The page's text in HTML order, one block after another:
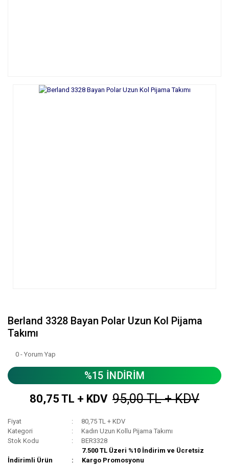
Berland 3328 Bayan Polar Uzun Kol Pijama
Takımı
0 - Yorum Yap
%15 İNDİRİM
80,75 TL + KDV 95,00 TL + KDV
Fiyat
80,75 TL + KDV
Kategori
Kadın Uzun Kollu Pijama Takımı
Stok Kodu
BER3328
İndirimli Ürün
7.500 TL Üzeri %10 İndirim ve Ücretsiz
Kargo Promosyonu